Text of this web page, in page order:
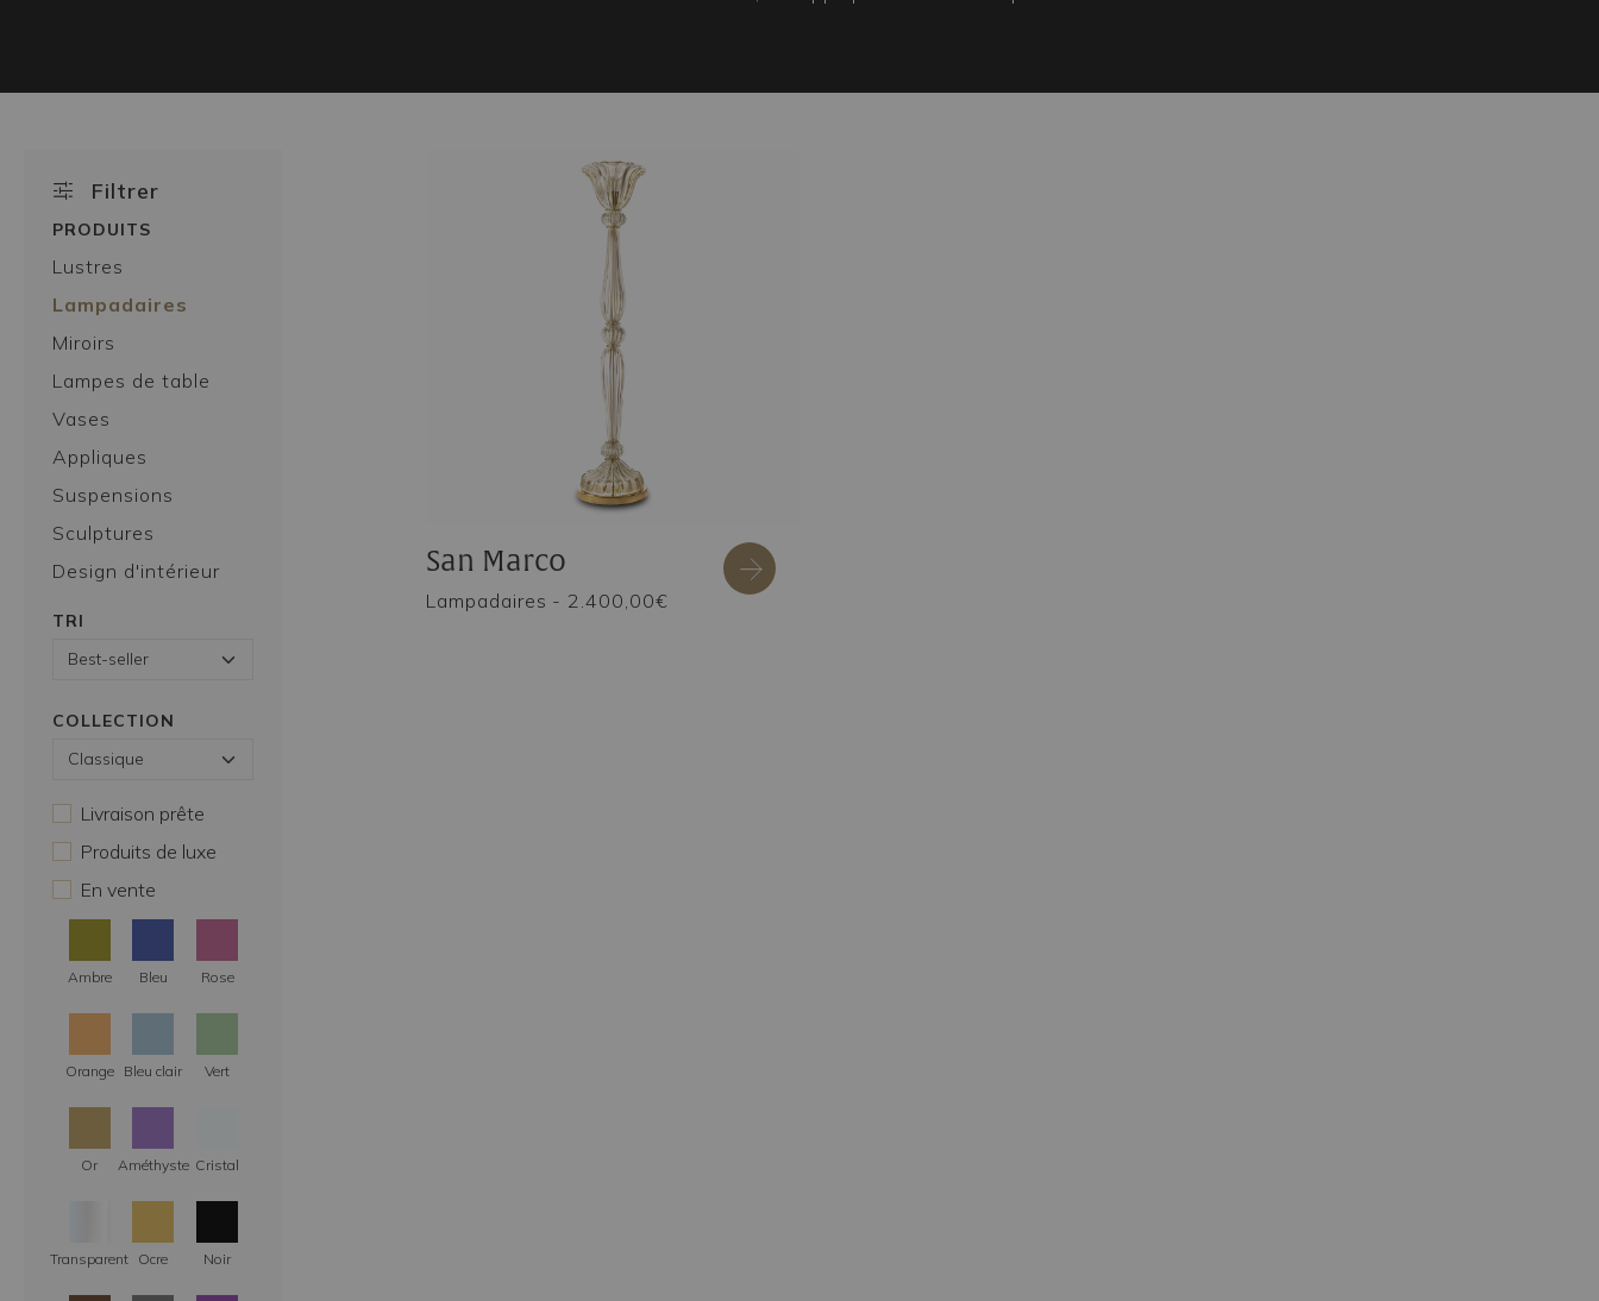
Filtrer
PRODUITS
Lustres
Lampadaires
Miroirs
Lampes de table
Vases
Appliques
Suspensions
Sculptures
Design d'intérieur
TRI
COLLECTION
Livraison prête
Produits de luxe
En vente
Ambre Bleu Rose
Orange Bleu clair Vert
Or Améthyste Cristal
Transparent Ocre Noir
San Marco
Lampadaires - 2.400,00€